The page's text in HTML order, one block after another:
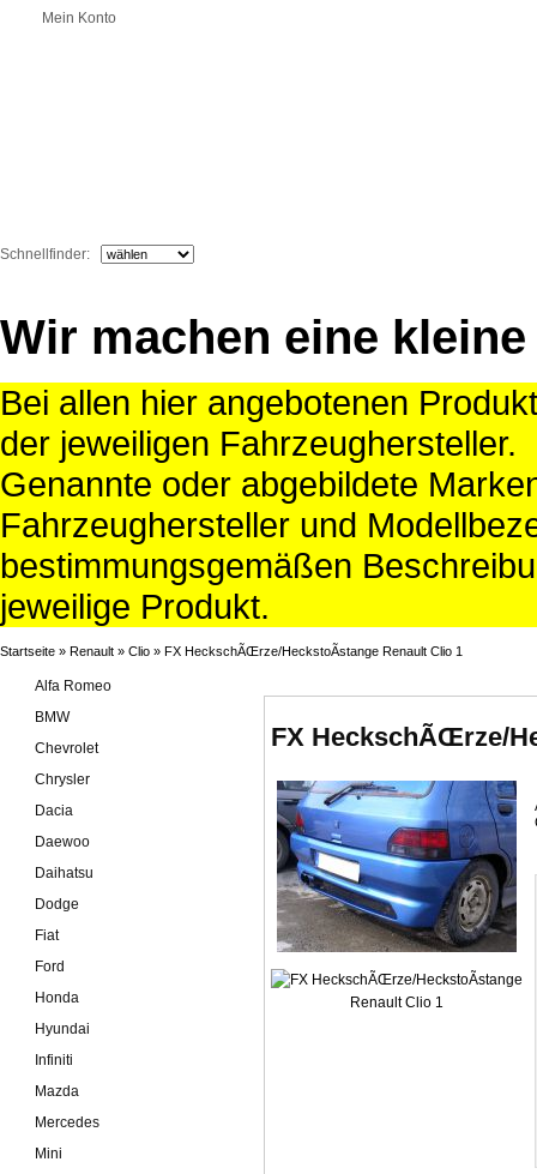
Mein Konto
Schnellfinder:
Wir machen eine kleine
Bei allen hier angebotenen
der jeweiligen Fahrzeughersteller.
Genannte oder abgebildete
Fahrzeughersteller und
bestimmungsgemäßen
jeweilige Produkt.
Startseite » Renault » Clio » FX HeckschÃŒrze/HeckstoÃstange Renault Clio 1
FX HeckschÃŒrze/
Alfa Romeo
BMW
Chevrolet
Chrysler
Dacia
Daewoo
Daihatsu
Dodge
Fiat
Ford
Honda
Hyundai
Infiniti
Mazda
Mercedes
Mini